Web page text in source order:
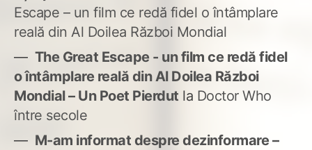
Escape – un film ce redă fidel o întâmplare
reală din Al Doilea Război Mondial
The Great Escape - un film ce redă fidel
o întâmplare reală din Al Doilea Război
Mondial – Un Poet Pierdut la Doctor Who
între secole
M-am informat despre dezinformare –